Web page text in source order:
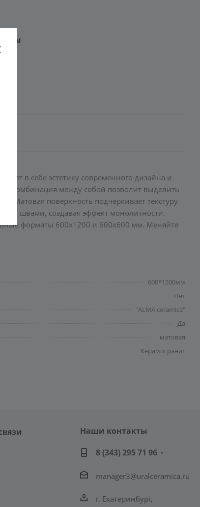
Mural
в себе эстетику современного дизайна и
комбинация между собой позволит выделить
Матовая поверхность подчеркивает текстуру
швами, создавая эффект монолитности.
форматы 600x1200 и 600x600 мм. Меняйте
600*1200мм
Нет
"ALMA ceramica"
Да
матовая
Керамогранит
Наши контакты
8 (343) 295 71 96
manager3@uralceramica.ru
г. Екатеринбург,